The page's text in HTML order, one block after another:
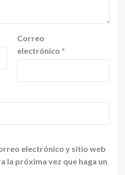
Correo
electrónico *
electrónico y sitio web
la próxima vez que haga un